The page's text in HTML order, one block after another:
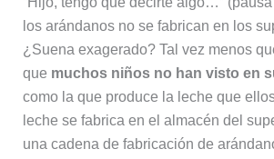
los arándanos no se fabrican en los
¿Suena exagerado? Tal vez menos
que muchos niños no han visto en
como la que produce la leche que
leche se fabrica en el almacén del
una cadena de fabricación de